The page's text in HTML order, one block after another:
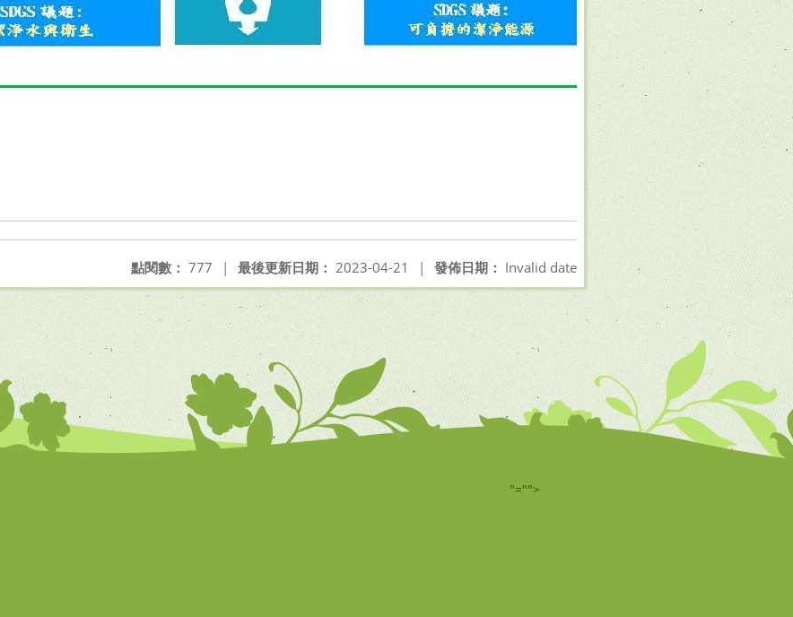
發佈日期： Invalid date
最後更新日期： 2023-04-21 |
點閱數： 777 |
"="">